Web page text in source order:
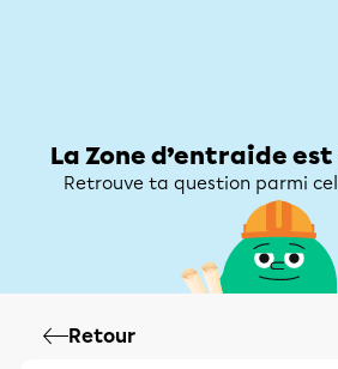
La Zone d’entraide
Retrouve ta question parmi
Retour